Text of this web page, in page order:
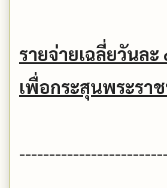
รายจ่ายเฉลี่ยวัน
เพื่อกระสุนพระรา